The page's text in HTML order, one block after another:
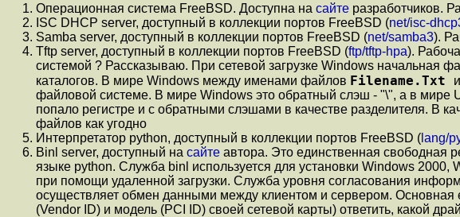
Операционная система FreeBSD. Доступна на сайте разработчиков.
ISC DHCP server, доступный в коллекции портов FreeBSD (net/isc-
Samba server, доступный в коллекции портов FreeBSD (net/samba3).
Tftp server, доступный в коллекции портов FreeBSD (ftp/tftp-hpa).
системой ? Рассказываю. При сетевой загрузке Windows начальная
каталогов. В мире Windows между именами файлов Filename.Txt и
файловой системе. В мире Windows это обратный слэш - "\", а в мире
попало регистре и с обратными слэшами в качестве разделителя. В
файлов как угодно
Интерпретатор python, доступный в коллекции портов FreeBSD ( lang/
Binl server, доступный на сайте автора. Это единственная свободная
языке python. Служба binl используется для установки Windows
при помощи удаленной загрузки. Служба уровня согласования
осуществляет обмен данными между клиентом и сервером. Основная
(Vendor ID) и модель (PCI ID) своей сетевой карты) ответить, какой